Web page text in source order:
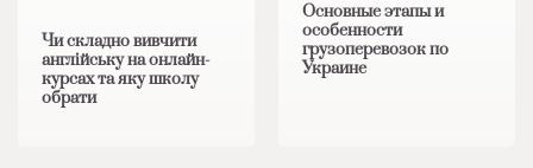
Чи складно вивчити
англійську на онлайн-
курсах та яку школу
обрати
Основные этапы и
особенности
грузоперевозок по
Украине